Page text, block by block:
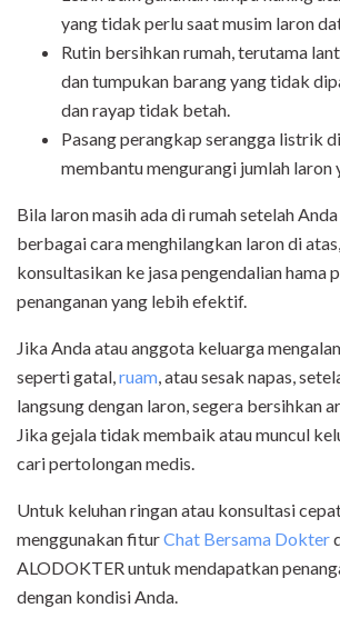
yang tidak perlu saat musim laron
Rutin bersihkan rumah, terutama
dan tumpukan barang yang tidak
dan rayap tidak betah.
Pasang perangkap serangga listrik
membantu mengurangi jumlah laron
Bila laron masih ada di rumah setelah
berbagai cara menghilangkan laron di
konsultasikan ke jasa pengendalian hama
penanganan yang lebih efektif.
Jika Anda atau anggota keluarga
seperti gatal, ruam , atau sesak napas,
langsung dengan laron, segera bersihkan
Jika gejala tidak membaik atau muncul
cari pertolongan medis.
Untuk keluhan ringan atau konsultasi
menggunakan fiturChat Bersama Dokter
ALODOKTER untuk mendapatkan
dengan kondisi Anda.